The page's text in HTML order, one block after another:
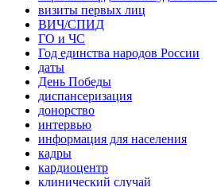
визиты первых лиц
ВИЧ/СПИД
ГО и ЧС
Год единства народов России
даты
День Победы
диспансеризация
донорство
интервью
информация для населения
кадры
кардиоцентр
клинический случай